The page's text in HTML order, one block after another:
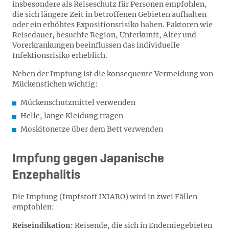
insbesondere als Reiseschutz für Personen empfohlen,
die sich längere Zeit in betroffenen Gebieten aufhalten
oder ein erhöhtes Expositionsrisiko haben. Faktoren wie
Reisedauer, besuchte Region, Unterkunft, Alter und
Vorerkrankungen beeinflussen das individuelle
Infektionsrisiko erheblich.
Neben der Impfung ist die konsequente Vermeidung von
Mückenstichen wichtig:
Mückenschutzmittel verwenden
Helle, lange Kleidung tragen
Moskitonetze über dem Bett verwenden
Impfung gegen Japanische
Enzephalitis
Die Impfung (Impfstoff IXIARO) wird in zwei Fällen
empfohlen:
Reiseindikation: Reisende, die sich in Endemiegebieten